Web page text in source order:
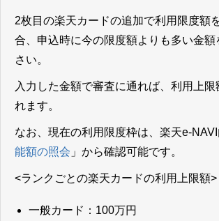
2枚目の楽天カードの追加で利用限度額
合、申込時に今の限度額よりも多い金
さい。
入力した金額で審査に通れば、利用上限
れます。
なお、現在の利用限度枠は、楽天e-NAVI
能額の照会 」から確認可能です。
<ランクごとの楽天カードの利用上限額>
一般カード：100万円